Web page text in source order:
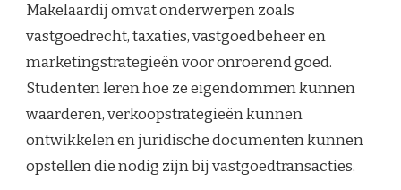
Makelaardij omvat onderwerpen zoals
vastgoedrecht, taxaties, vastgoedbeheer en
marketingstrategieën voor onroerend goed.
Studenten leren hoe ze eigendommen kunnen
waarderen, verkoopstrategieën kunnen
ontwikkelen en juridische documenten kunnen
opstellen die nodig zijn bij vastgoedtransacties.